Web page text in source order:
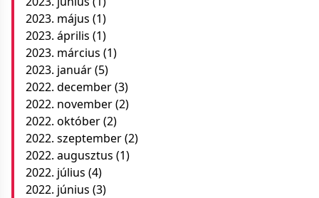
2023. május (1)
2023. április (1)
2023. március (1)
2023. január(5)
2022. december(3)
2022. november(2)
2022. október(2)
2022. szeptember(2)
2022. augusztus (1)
2022. július (4)
2022. június (3)